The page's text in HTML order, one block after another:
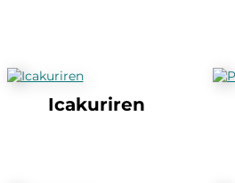
Icakuriren